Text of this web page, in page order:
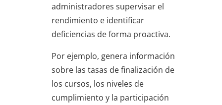
administradores supervisar el
rendimiento e identificar
deficiencias de forma proactiva.
Por ejemplo, genera información
sobre las tasas de finalización de
los cursos, los niveles de
cumplimiento y la participación